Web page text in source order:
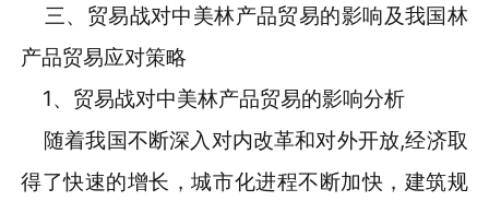
三、贸易战对中美林产品贸易的影响及我国林
产品贸易应对策略
1、贸易战对中美林产品贸易的影响分析
随着我国不断深入对内改革和对外开放,经济取
得了快速的增长，城市化进程不断加快，建筑规